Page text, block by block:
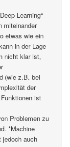
Learning“
miteinander
etwas wie ein
in der Lage
nicht klar ist,
(wie z.B. bei
der
ist
Problemen zu
*Machine
jedoch auch